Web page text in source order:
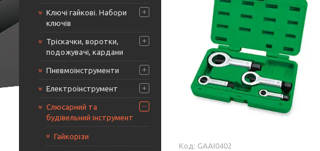
Ключі гайкові. Набори
ключів
Тріскачки, воротки,
подожувачі, кардани
Пневмоінструменти
Електроінструмент
Слюсарний та
будівельний інструмент
Гайкорізи
GAAI0402